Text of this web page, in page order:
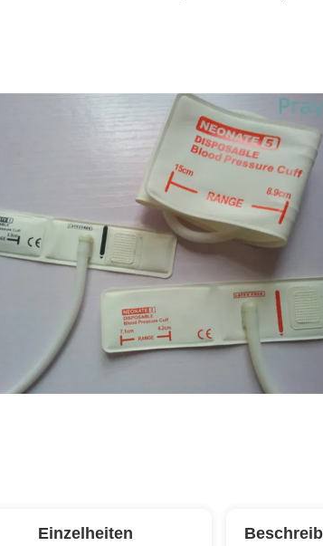
Einzelheiten